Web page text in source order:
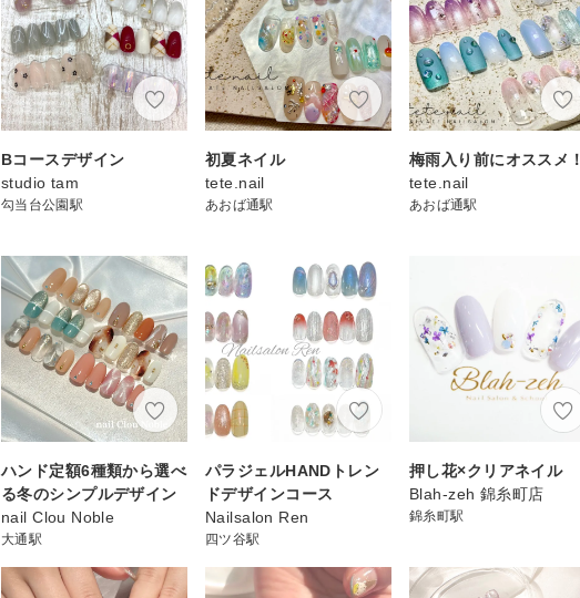
Bコースデザイン
studio tam
勾当台公園駅
初夏ネイル
tete.nail
あおば通駅
梅雨入り前にオススメ！
tete.nail
あおば通駅
ハンド定額6種類から選べ
る冬のシンプルデザイン
nail Clou Noble
大通駅
パラジェルHANDトレン
ドデザインコース
Nailsalon Ren
四ツ谷駅
押し花×クリアネイル
Blah-zeh 錦糸町店
錦糸町駅